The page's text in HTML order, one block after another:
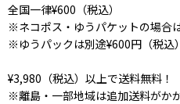
全国一律¥600（税込）
※ネコポス・ゆうパケットの場合
※ゆうパックは別途¥600円（税込
¥3,980（税込）以上で送料無料！
※離島・一部地域は追加送料がか